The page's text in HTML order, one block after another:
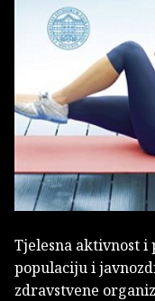
Tjelesna aktivnost
populaciju i
zdravstvene